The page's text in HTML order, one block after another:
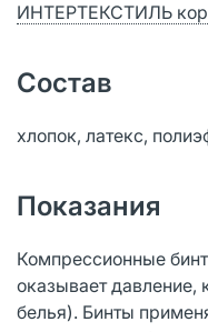
ИНТЕРТЕКСТИЛЬ
Состав
хлопок, латекс,
Показания
Компрессионные
оказывает давление,
белья). Бинты